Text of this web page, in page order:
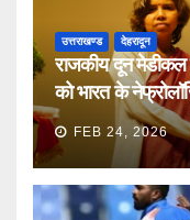
उत्तराखण्ड देहरादून
राजकीय दून
को भारत के
FEB 24, 2026